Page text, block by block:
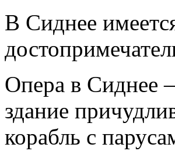
В Сиднее
Опера в Сиднее
здание
корабль с